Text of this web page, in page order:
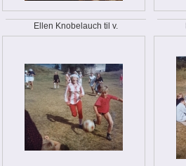
Ellen Knobelauch til v.